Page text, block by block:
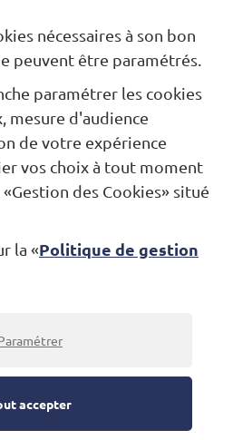
nécessaires à son bon
peuvent être paramétrés.
paramétrer les cookies
mesure d'audience
de votre expérience
vos choix à tout moment
des Cookies» situé
la «Politique de gestion
accepter